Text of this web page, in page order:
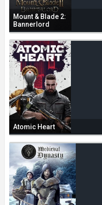
Mount & Blade 2:
Bannerlord
Atomic Heart